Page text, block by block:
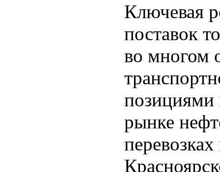
Ключевая
поставок
во многом
позициями
рынке